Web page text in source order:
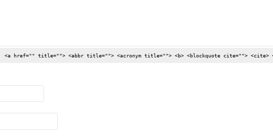
<a href="" title=""> <abbr title=""> <acronym title=""> <b> <blockquote cite=""> <cite>